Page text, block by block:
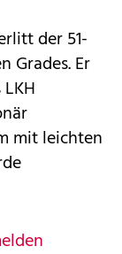
der 51-
Grades. Er
mit leichten